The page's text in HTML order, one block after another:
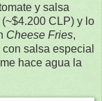
y salsa
CLP) y lo
Cheese Fries,
salsa especial
hace agua la